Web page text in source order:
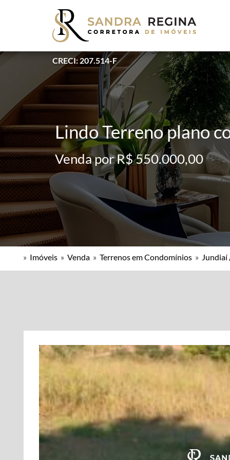
CRECI: 207.514-F
Lindo Terreno plano
Venda por R$ 550.000,00
» Imóveis » Venda » Terrenos em Condomínios » Jundiaí